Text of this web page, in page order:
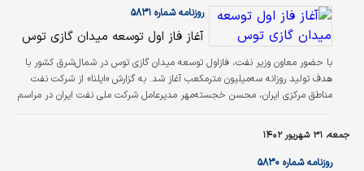
نیروهای کارآمد برای اشتغال در بنگاه‌های اقتصادی
روزنامه شماره ۵۸۳۱
آغاز فاز ‌اول توسعه میدان گازی توس
با حضور معاون وزیر نفت، فاز‌اول توسعه میدان گازی توس در شمال‌شرق کشور با
هدف تولید روزانه سه‌میلیون متر‌مکعب آغاز شد. به گزارش «ایلنا» از شرکت نفت
مناطق مرکزی ایران، محسن خجسته‌مهر مدیرعامل شرکت ملی نفت ایران در مراسم
شرکت ملی نفت ایران جهت پایداری گاز در شمال‌شرق کشور، توسعه میدان گازی
توس است و با مصوبه هیات‌مدیره شرکت ملی نفت ایران، توسعه میدان گازی توس
را با هدف تولید روزانه سه‌میلیون متر‌مکعب شروع کردیم.
جمعه، ۳۱ شهریور ۱۴۰۲
روزنامه شماره ۵۸۳۰